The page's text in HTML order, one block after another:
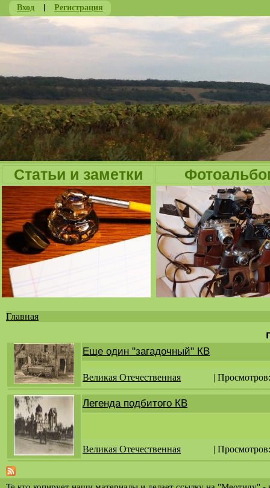
Вход | Регистрация
Статьи и заметки
здесь
Главная
Еще один "загадочный" КВ
Великая Отечественная |
Легенда подбитого КВ
Великая Отечественная |